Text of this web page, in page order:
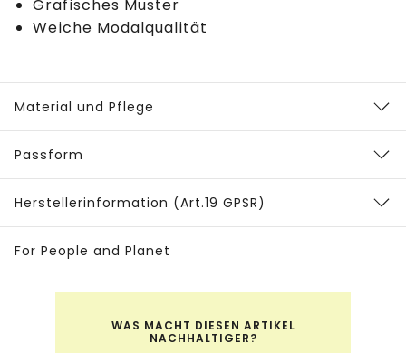
Grafisches Muster
Weiche Modalqualität
Material und Pflege
Passform
Herstellerinformation (Art.19 GPSR)
For People and Planet
WAS MACHT DIESEN ARTIKEL
NACHHALTIGER?